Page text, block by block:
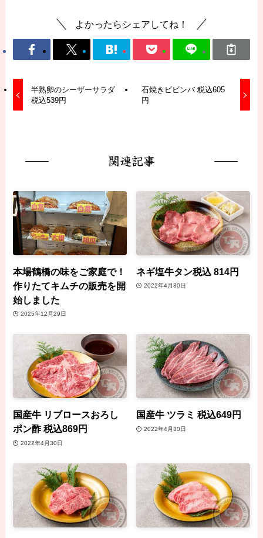
よかったらシェアしてね！
半熟卵のシーザーサラダ
税込539円
石焼きビビンバ 税込605
円
関連記事
本場鶴橋の味をご家庭で！
作りたてキムチの販売を開
始しました
2025年12月29日
ネギ塩牛タン税込 814円
2022年4月30日
国産牛 リブロースおろし
ポン酢 税込869円
2022年4月30日
国産牛 ツラミ 税込649円
2022年4月30日